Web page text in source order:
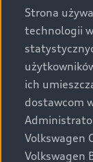
Strona
technologii
ich
dostawcom
Volkswagen
Volkswagen
Podane kwoty
VAT (23%),
Audi
wyposażenia
przewidzianej
mogą